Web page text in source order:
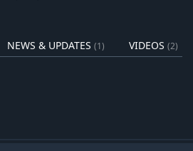
perfekt zu synchronisieren.
NEWS & UPDATES (1) VIDEOS (2)